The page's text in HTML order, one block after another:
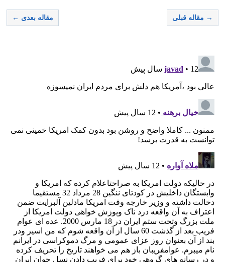
→ مقاله قبلی مقاله بعدی ←